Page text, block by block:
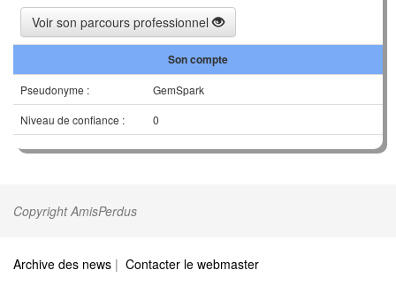
Voir son parcours professionnel
Son compte
Pseudonyme :
GemSpark
Niveau de confiance :
0
Copyright AmisPerdus
Archive des news | Contacter le webmaster